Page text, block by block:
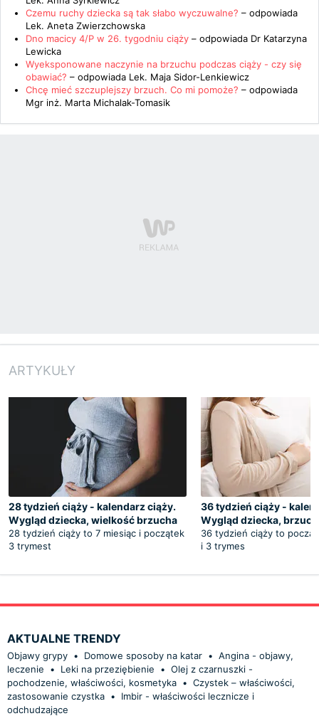
Czemu ruchy dziecka są tak słabo wyczuwalne? – odpowiada
Lek. Aneta Zwierzchowska
Dno macicy 4/P w 26. tygodniu ciąży – odpowiada Dr Katarzyna
Lewicka
Wyeksponowane naczynie na brzuchu podczas ciąży - czy się
obawiać? – odpowiada Lek. Maja Sidor-Lenkiewicz
Chcę mieć szczuplejszy brzuch. Co mi pomoże? – odpowiada
Mgr inż. Marta Michalak-Tomasik
ARTYKUŁY
28 tydzień ciąży - kalendarz ciąży.
Wygląd dziecka, wielkość brzucha
28 tydzień ciąży to 7 miesiąc i początek
3 trymest
36 tydzień ciąży -
Wygląd dziecka,
36 tydzień ciąży to
i 3 trymes
AKTUALNE TRENDY
Objawy grypy • Domowe sposoby na katar • Angina - objawy,
leczenie
• Leki na przeziębienie • Olej z czarnuszki -
pochodzenie, właściwości, kosmetyka • Czystek – właściwości,
zastosowanie czystka •
Imbir - właściwości lecznicze i
odchudzające